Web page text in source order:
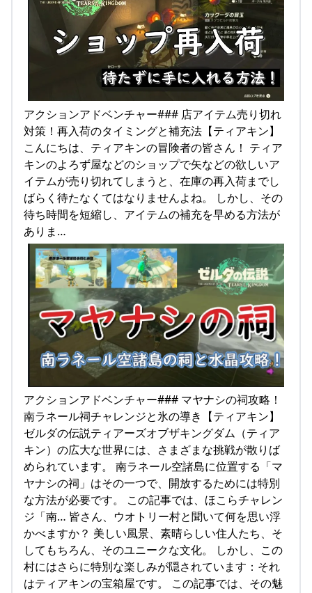
アクションアドベンチャー### 店アイテム売り切れ
対策！再入荷のタイミングと補充法【ティアキン】
こんにちは、ティアキンの冒険者の皆さん！ ティア
キンのよろず屋などのショップで矢などの欲しいア
イテムが売り切れてしまうと、在庫の再入荷までし
ばらく待たなくてはなりませんよね。 しかし、その
待ち時間を短縮し、アイテムの補充を早める方法が
ありま…
アクションアドベンチャー### マヤナシの祠攻略！
南ラネール祠チャレンジと氷の導き【ティアキン】
ゼルダの伝説ティアーズオブザキングダム（ティア
キン）の広大な世界には、さまざまな挑戦が散りば
められています。 南ラネール空諸島に位置する「マ
ヤナシの祠」はその一つで、開放するためには特別
な方法が必要です。 この記事では、ほこらチャレン
ジ「南… 皆さん、ウオトリー村と聞いて何を思い浮
かべますか？ 美しい風景、素晴らしい住人たち、そ
してもちろん、そのユニークな文化。 しかし、この
村にはさらに特別な楽しみが隠されています：それ
はティアキンの宝箱屋です。 この記事では、その魅